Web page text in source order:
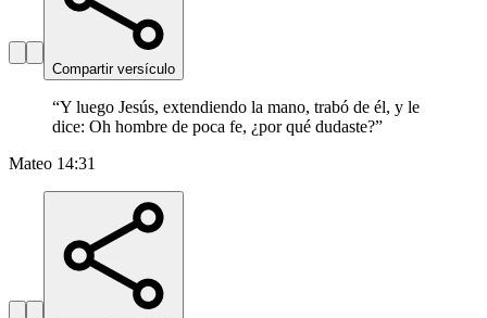
Compartir versículo
“Y luego Jesús, extendiendo la mano, trabó de él, y le
dice: Oh hombre de poca fe, ¿por qué dudaste?”
Mateo 14:31